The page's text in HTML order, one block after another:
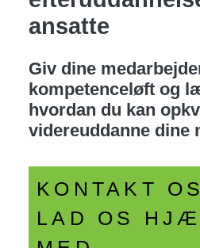
ansatte
Giv dine
kompetenceløft og
hvordan du kan
videreuddanne dine
KONTAKT
LAD OS